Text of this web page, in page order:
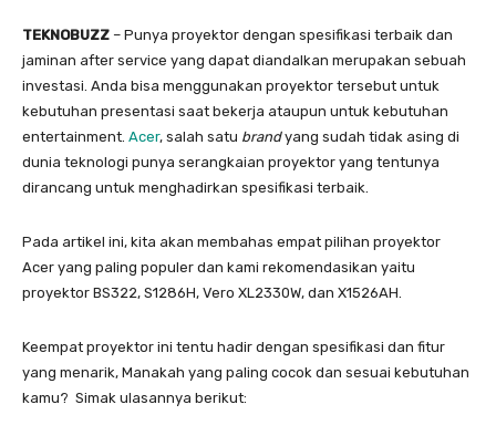
TEKNOBUZZ – Punya proyektor dengan spesifikasi terbaik dan
jaminan after service yang dapat diandalkan merupakan sebuah
investasi. Anda bisa menggunakan proyektor tersebut untuk
kebutuhan presentasi saat bekerja ataupun untuk kebutuhan
entertainment. Acer, salah satu brandyang sudah tidak asing di
dunia teknologi punya serangkaian proyektor yang tentunya
dirancang untuk menghadirkan spesifikasi terbaik.
Pada artikel ini, kita akan membahas empat pilihan proyektor
Acer yang paling populer dan kami rekomendasikan yaitu
proyektor BS322, S1286H, Vero XL2330W, dan X1526AH.
Keempat proyektor ini tentu hadir dengan spesifikasi dan fitur
yang menarik, Manakah yang paling cocok dan sesuai kebutuhan
kamu? Simak ulasannya berikut: